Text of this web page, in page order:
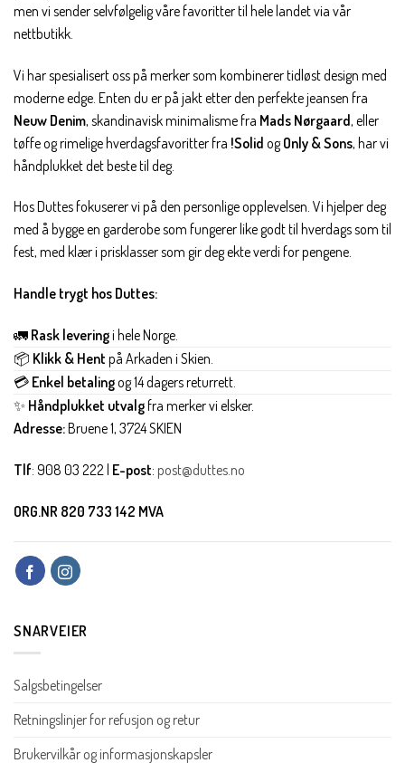
men vi sender selvfølgelig våre favoritter til hele landet via vår
nettbutikk.
Vi har spesialisert oss på merker som kombinerer tidløst design med
moderne edge. Enten du er på jakt etter den perfekte jeansen fra
Neuw Denim, skandinavisk minimalisme fra Mads Nørgaard, eller
tøffe og rimelige hverdagsfavoritter fra !Solid ogOnly & Sons, har vi
håndplukket det beste til deg.
Hos Duttes fokuserer vi på den personlige opplevelsen. Vi hjelper deg
med å bygge en garderobe som fungerer like godt til hverdags som til
fest, med klær i prisklasser som gir deg ekte verdi for pengene.
Handle trygt hos Duttes:
🚛 Rask leveringi hele Norge.
📦 Klikk & Hent på Arkaden i Skien.
💳 Enkel betalingog 14 dagers returrett.
✨ Håndplukket utvalgfra merker vi elsker.
Adresse:Bruene 1, 3724 SKIEN
Tlf: 908 03 222 | E-post: post@duttes.no
ORG.NR 820 733 142 MVA
SNARVEIER
Salgsbetingelser
Retningslinjer for refusjon og retur
Brukervilkår og informasjonskapsler